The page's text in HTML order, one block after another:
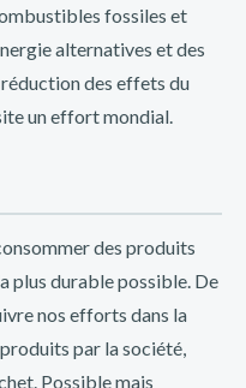
sitio web es fácil
móviles, para que
cuando quieras. ¡Únete
y promociones para
mensuales y
Perú
exclusivas
apuestas deportivas y
fossiles et
alternatives et des
des effets du
un effort mondial.
des produits
plus durable possible. De
nos efforts dans la
par la société,
Possible mais